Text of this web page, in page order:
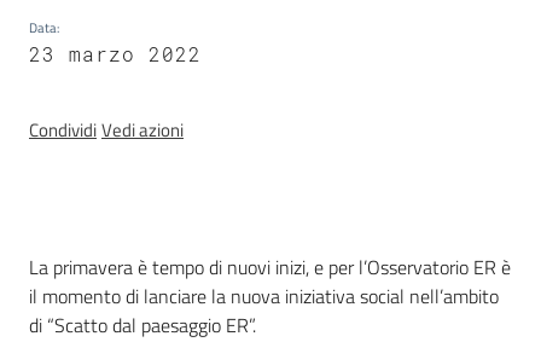
e
atti
Data:
23 marzo 2022
CondividiVedi azioni
Introduzione
La primavera è tempo di nuovi inizi, e per l’Osservatorio ER è
il momento di lanciare la nuova iniziativa social nell’ambito
di “Scatto dal paesaggio ER”.